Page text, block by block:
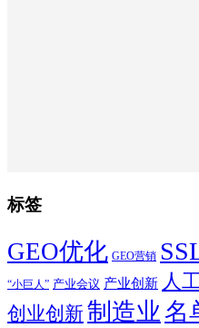
标签
GEO优化 GEO营销
“小巨人” 产业会议 产业创新 人
创业创新制造业 名